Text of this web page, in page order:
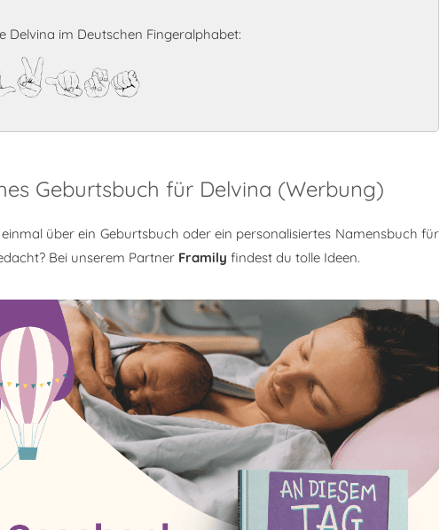
Delvina im Deutschen Fingeralphabet:
Geburtsbuch für Delvina (Werbung)
über ein Geburtsbuch oder ein personalisiertes Namensbuch für
Bei unserem Partner Framily findest du tolle Ideen.